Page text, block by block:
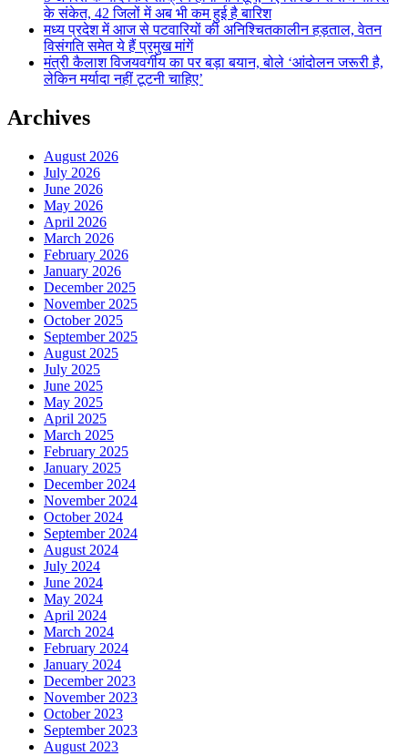
के संकेत, 42 जिलों में अब भी कम हुई है बारिश
मध्य प्रदेश में आज से पटवारियों की अनिश्चितकालीन हड़ताल, वेतन
विसंगति समेत ये हैं प्रमुख मांगें
मंत्री कैलाश विजयवर्गीय का पर बड़ा बयान, बोले ‘आंदोलन जरूरी है,
लेकिन मर्यादा नहीं टूटनी चाहिए’
Archives
August 2026
July 2026
June 2026
May 2026
April 2026
March 2026
February 2026
January 2026
December 2025
November 2025
October 2025
September 2025
August 2025
July 2025
June 2025
May 2025
April 2025
March 2025
February 2025
January 2025
December 2024
November 2024
October 2024
September 2024
August 2024
July 2024
June 2024
May 2024
April 2024
March 2024
February 2024
January 2024
December 2023
November 2023
October 2023
September 2023
August 2023